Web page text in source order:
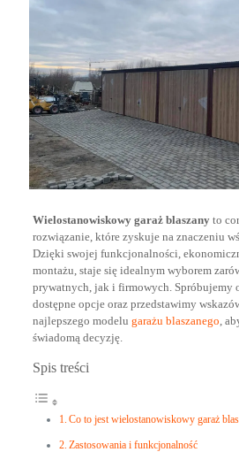
Wielostanowiskowy garaż blaszanyto
rozwiązanie, które zyskuje na znaczeniu
Dzięki swojej funkcjonalności,
montażu, staje się idealnym wyborem
prywatnych, jak i firmowych. Spróbujemy
dostępne opcje oraz przedstawimy
najlepszego modelu garażu blaszanego ,
świadomą decyzję.
Spis treści
Co to jest wielostanowiskowy garaż
Zastosowania i funkcjonalność